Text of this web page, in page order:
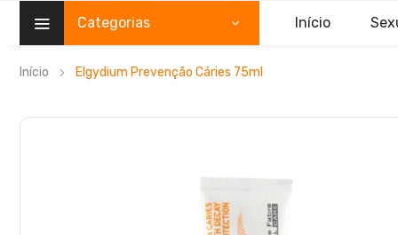
Categorias Início
Início Elgydium Prevenção Cáries 75ml
Saltar